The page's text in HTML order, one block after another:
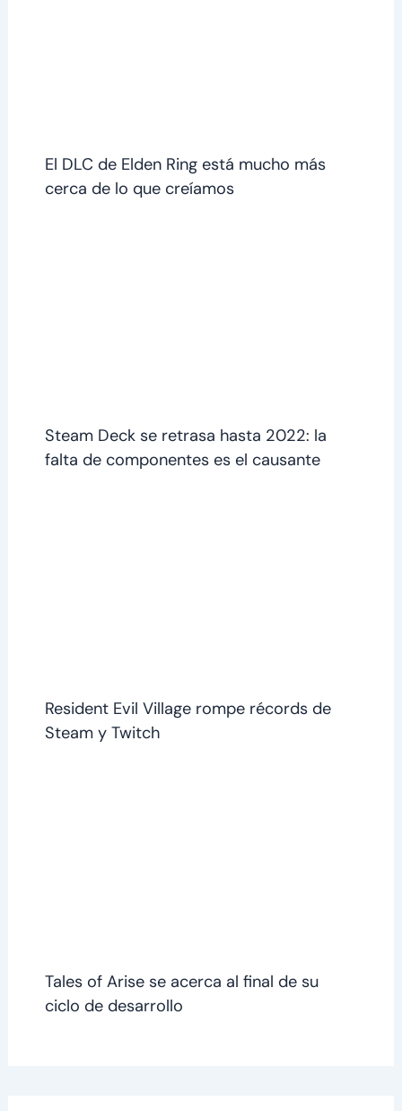
El DLC de Elden Ring está mucho más
cerca de lo que creíamos
Steam Deck se retrasa hasta 2022: la
falta de componentes es el causante
Resident Evil Village rompe récords de
Steam y Twitch
Tales of Arise se acerca al final de su
ciclo de desarrollo